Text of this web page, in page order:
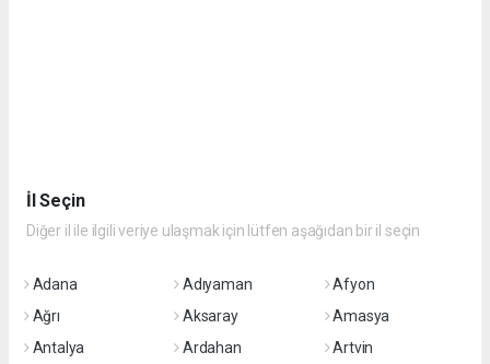
İl Seçin
Diğer il ile ilgili veriye ulaşmak için lütfen aşağıdan bir il seçin
Adana Adıyaman
Afyon
Ağrı
Aksaray
Amasya
Antalya
Ardahan
Artvin